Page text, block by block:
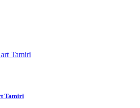
Tamiri
Tamiri